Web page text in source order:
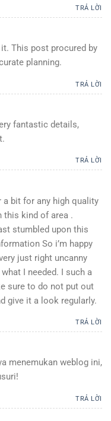
TRẢ LỜI
This post procured by
planning.
TRẢ LỜI
fantastic details,
TRẢ LỜI
a bit for any high quality
this kind of area .
stumbled upon this
So i’m happy
just right uncanny
I needed. I such a
sure to do not put out
give it a look regularly.
TRẢ LỜI
menemukan weblog ini,
TRẢ LỜI